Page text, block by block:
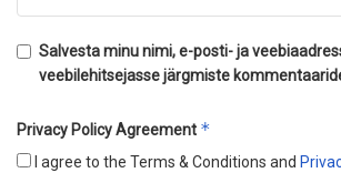
Salvesta minu nimi, e-posti- ja
veebilehitsejasse järgmiste
Privacy Policy Agreement *
I agree to the Terms & Conditions and